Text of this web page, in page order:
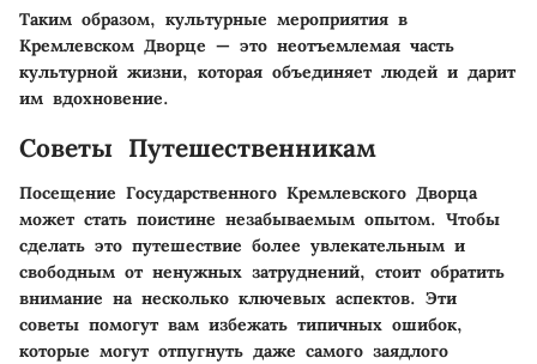
Таким образом, культурные мероприятия в
Кремлевском Дворце — это неотъемлемая часть
культурной жизни, которая объединяет людей и дарит
им вдохновение.
Советы Путешественникам
Посещение Государственного Кремлевского Дворца
может стать поистине незабываемым опытом. Чтобы
сделать это путешествие более увлекательным и
свободным от ненужных затруднений, стоит обратить
внимание на несколько ключевых аспектов. Эти
советы помогут вам избежать типичных ошибок,
которые могут отпугнуть даже самого заядлого